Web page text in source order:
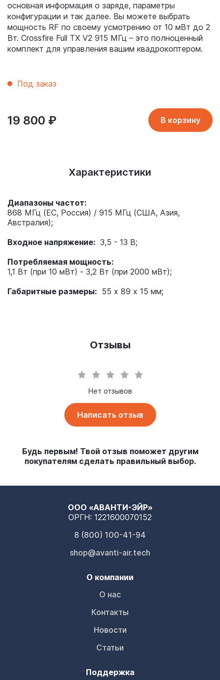
основная информация о заряде, параметры
конфигурации и так далее. Вы можете выбрать
мощность RF по своему усмотрению от 10 мВт до 2
Вт. Crossfire Full TX V2 915 МГц – это полноценный
комплект для управления вашим квадрокоптером.
Под заказ
19 800 ₽ В корзину
Характеристики
Диапазоны частот:
868 МГц (ЕС, Россия) / 915 МГц (США, Азия,
Австралия);
Входное напряжение: 3,5 - 13 В;
Потребляемая мощность:
1,1 Вт (при 10 мВт) - 3,2 Вт (при 2000 мВт);
Габаритные размеры: 55 х 89 х 15 мм;
Отзывы
Нет отзывов
Написать отзыв
Будь первым! Твой отзыв поможет другим
покупателям сделать правильный выбор.
ООО «АВАНТИ-ЭЙР»
ОРГН: 1221600070152
8 (800) 100-41-94
shop@avanti-air.tech
О компании
О нас
Контакты
Новости
Статьи
Поддержка